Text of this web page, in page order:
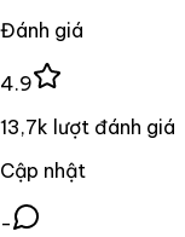
Đánh giá
4.9
13,7k lượt đánh giá
Cập nhật
-